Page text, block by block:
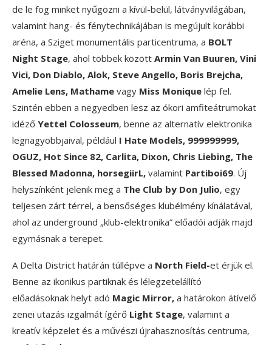
de le fog minket nyűgözni a kívül-belül, látványvilágában,
valamint hang- és fénytechnikájában is megújult korábbi
aréna, a Sziget monumentális particentruma, a BOLT
Night Stage, ahol többek között Armin Van Buuren, Vini
Vici, Don Diablo, Alok, Steve Angello, Boris Brejcha,
Amelie Lens, Mathame vagy Miss Monique lép fel.
Szintén ebben a negyedben lesz az ókori amfiteátrumokat
idéző Yettel Colosseum, benne az alternatív elektronika
legnagyobbjaival, például I Hate Models, 999999999,
OGUZ, Hot Since 82, Carlita, Dixon, Chris Liebing, The
Blessed Madonna, horsegiirL, valamint Partiboi69. Új
helyszínként jelenik meg a The Club by Don Julio, egy
teljesen zárt térrel, a bensőséges klubélmény kínálatával,
ahol az underground „klub-elektronika” előadói adják majd
egymásnak a terepet.
A Delta District határán túllépve a North Field-et érjük el.
Benne az ikonikus partiknak és lélegzetelállító
előadásoknak helyt adó Magic Mirror, a határokon átívelő
zenei utazás izgalmát ígérő Light Stage, valamint a
kreatív képzelet és a művészi újrahasznosítás centruma,